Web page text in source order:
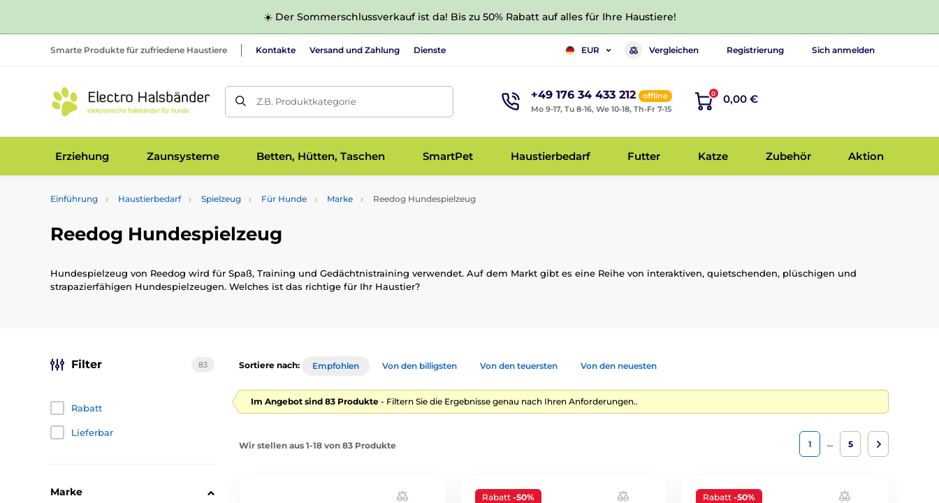
☀️ Der Sommerschlussverkauf ist da! Bis zu 50% Rabatt auf alles für Ihre Haustiere!
Smarte Produkte für zufriedene Haustiere Kontakte Versand und Zahlung Dienste EUR Vergleichen Registrierung Sich anmelden
Z.B. Produktkategorie +49 176 34 433 212
offline
Mo 9-17, Tu 8-16, We 10-18, Th-Fr 7-15
0 0,00 €
Erziehung Zaunsysteme Betten, Hütten, Taschen SmartPet Haustierbedarf Futter Katze Zubehör Aktion
Einführung Haustierbedarf Spielzeug Für Hunde Marke Reedog Hundespielzeug
Reedog Hundespielzeug
Hundespielzeug von Reedog wird für Spaß, Training und Gedächtnistraining verwendet. Auf dem Markt gibt es eine Reihe von interaktiven, quietschenden, plüschigen und
strapazierfähigen Hundespielzeugen. Welches ist das richtige für Ihr Haustier?
Filter 83
Rabatt
Lieferbar
Marke
Sortiere nach: Empfohlen Von den billigsten Von den teuersten Von den neuesten
Im Angebot sind 83 Produkte - Filtern Sie die Ergebnisse genau nach Ihren Anforderungen..
Wir stellen aus 1-18 von 83 Produkte 1 … 5
Rabatt -50% Rabatt-50%